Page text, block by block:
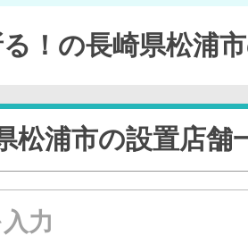
！の長崎県松浦
松浦市の設置店舗